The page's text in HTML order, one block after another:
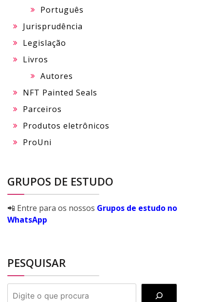
Português
Jurisprudência
Legislação
Livros
Autores
NFT Painted Seals
Parceiros
Produtos eletrônicos
ProUni
GRUPOS DE ESTUDO
📲 Entre para os nossos Grupos de estudo no
WhatsApp
PESQUISAR
PESQUISAR